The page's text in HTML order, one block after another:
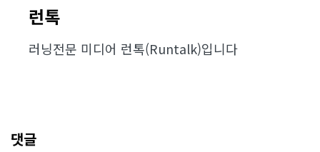
런톡
러닝전문 미디어 런톡(Runtalk)입니다
댓글